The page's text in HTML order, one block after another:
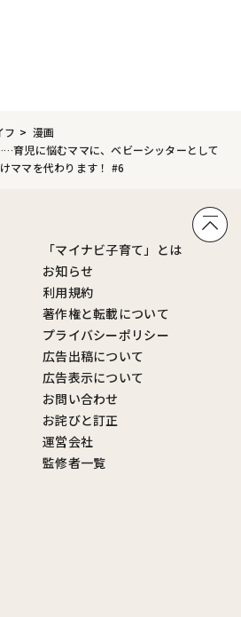
フ
漫画
育児に悩むママに、ベビーシッターとして
ママを代わります！ #6
「マイナビ子育て」とは
お知らせ
利用規約
著作権と転載について
プライバシーポリシー
広告出稿について
広告表示について
お問い合わせ
お詫びと訂正
運営会社
監修者一覧